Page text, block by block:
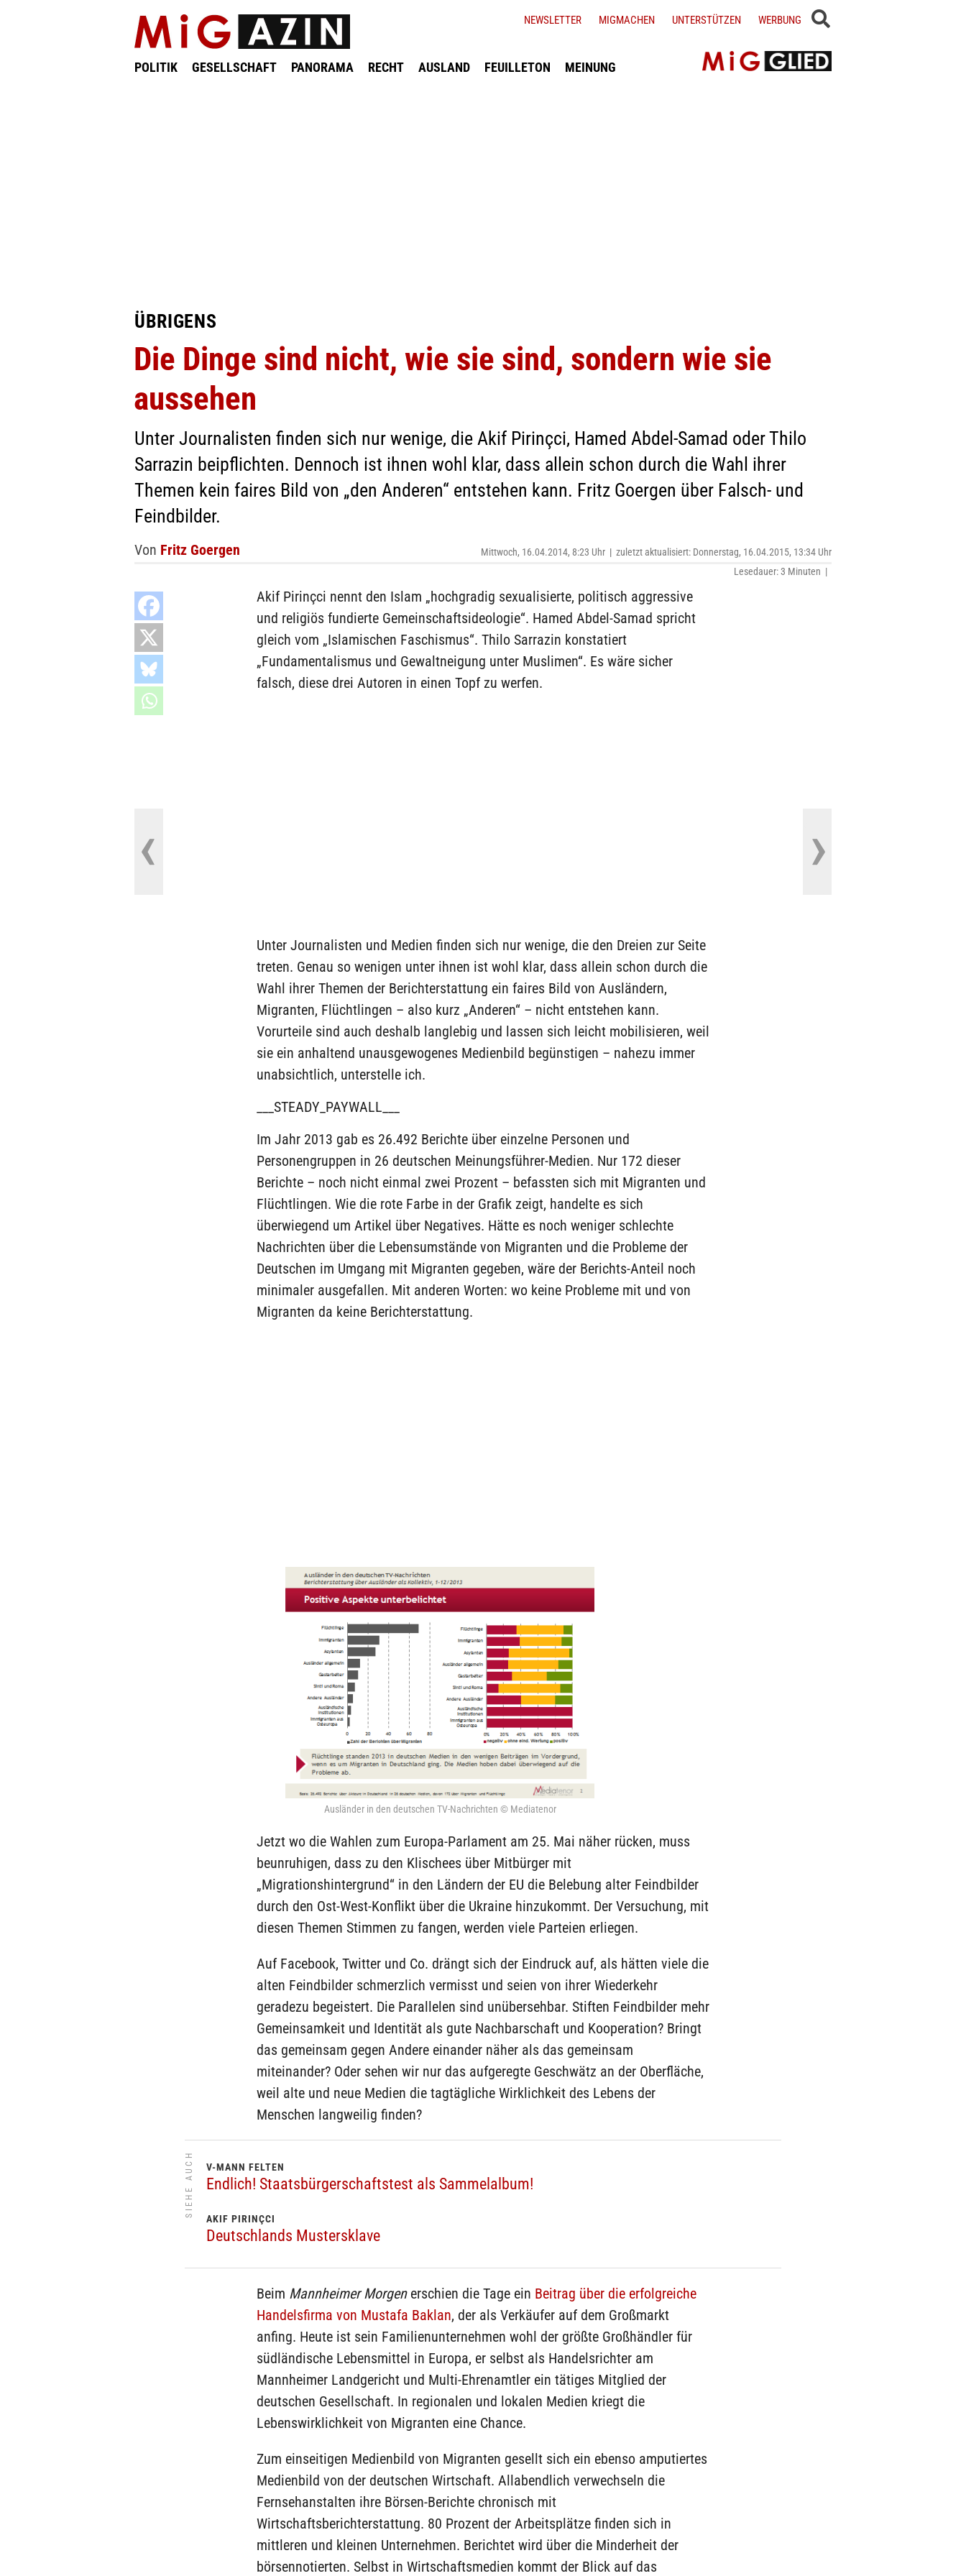
POLITIK GESELLSCHAFT PANORAMA RECHT AUSLAND FEUILLETON MEINUNG
NEWSLETTER MIGMACHEN UNTERSTÜTZEN WERBUNG
ÜBRIGENS
Die Dinge sind nicht, wie sie sind, sondern wie sie
aussehen
Unter Journalisten finden sich nur wenige, die Akif Pirinçci, Hamed Abdel-Samad oder Thilo
Sarrazin beipflichten. Dennoch ist ihnen wohl klar, dass allein schon durch die Wahl ihrer
Themen kein faires Bild von „den Anderen“ entstehen kann. Fritz Goergen über Falsch- und
Feindbilder.
Von Fritz Goergen Mittwoch, 16.04.2014, 8:23 Uhr | zuletzt aktualisiert: Donnerstag, 16.04.2015, 13:34 Uhr
Lesedauer: 3 Minuten |
Akif Pirinçci nennt den Islam „hochgradig sexualisierte, politisch aggressive
und religiös fundierte Gemeinschaftsideologie“. Hamed Abdel-Samad spricht
gleich vom „Islamischen Faschismus“. Thilo Sarrazin konstatiert
„Fundamentalismus und Gewaltneigung unter Muslimen“. Es wäre sicher
falsch, diese drei Autoren in einen Topf zu werfen.
Unter Journalisten und Medien finden sich nur wenige, die den Dreien zur Seite
treten. Genau so wenigen unter ihnen ist wohl klar, dass allein schon durch die
Wahl ihrer Themen der Berichterstattung ein faires Bild von Ausländern,
Migranten, Flüchtlingen – also kurz „Anderen“ – nicht entstehen kann.
Vorurteile sind auch deshalb langlebig und lassen sich leicht mobilisieren, weil
sie ein anhaltend unausgewogenes Medienbild begünstigen – nahezu immer
unabsichtlich, unterstelle ich.
___STEADY_PAYWALL___
Im Jahr 2013 gab es 26.492 Berichte über einzelne Personen und
Personengruppen in 26 deutschen Meinungsführer-Medien. Nur 172 dieser
Berichte – noch nicht einmal zwei Prozent – befassten sich mit Migranten und
Flüchtlingen. Wie die rote Farbe in der Grafik zeigt, handelte es sich
überwiegend um Artikel über Negatives. Hätte es noch weniger schlechte
Nachrichten über die Lebensumstände von Migranten und die Probleme der
Deutschen im Umgang mit Migranten gegeben, wäre der Berichts-Anteil noch
minimaler ausgefallen. Mit anderen Worten: wo keine Probleme mit und von
Migranten da keine Berichterstattung.
Ausländer in den deutschen TV-Nachrichten © Mediatenor
Jetzt wo die Wahlen zum Europa-Parlament am 25. Mai näher rücken, muss
beunruhigen, dass zu den Klischees über Mitbürger mit
„Migrationshintergrund“ in den Ländern der EU die Belebung alter Feindbilder
durch den Ost-West-Konflikt über die Ukraine hinzukommt. Der Versuchung, mit
diesen Themen Stimmen zu fangen, werden viele Parteien erliegen.
Auf Facebook, Twitter und Co. drängt sich der Eindruck auf, als hätten viele die
alten Feindbilder schmerzlich vermisst und seien von ihrer Wiederkehr
geradezu begeistert. Die Parallelen sind unübersehbar. Stiften Feindbilder mehr
Gemeinsamkeit und Identität als gute Nachbarschaft und Kooperation? Bringt
das gemeinsam gegen Andere einander näher als das gemeinsam
miteinander? Oder sehen wir nur das aufgeregte Geschwätz an der Oberfläche,
weil alte und neue Medien die tagtägliche Wirklichkeit des Lebens der
Menschen langweilig finden?
SIEHE AUCH V-MANN FELTEN
Endlich! Staatsbürgerschaftstest als Sammelalbum!
AKIF PIRINÇCI
Deutschlands Mustersklave
Beim Mannheimer Morgenerschien die Tage ein Beitrag über die erfolgreiche
Handelsfirma von Mustafa Baklan, der als Verkäufer auf dem Großmarkt
anfing. Heute ist sein Familienunternehmen wohl der größte Großhändler für
südländische Lebensmittel in Europa, er selbst als Handelsrichter am
Mannheimer Landgericht und Multi-Ehrenamtler ein tätiges Mitglied der
deutschen Gesellschaft. In regionalen und lokalen Medien kriegt die
Lebenswirklichkeit von Migranten eine Chance.
Zum einseitigen Medienbild von Migranten gesellt sich ein ebenso amputiertes
Medienbild von der deutschen Wirtschaft. Allabendlich verwechseln die
Fernsehanstalten ihre Börsen-Berichte chronisch mit
Wirtschaftsberichterstattung. 80 Prozent der Arbeitsplätze finden sich in
mittleren und kleinen Unternehmen. Berichtet wird über die Minderheit der
börsennotierten. Selbst in Wirtschaftsmedien kommt der Blick auf das